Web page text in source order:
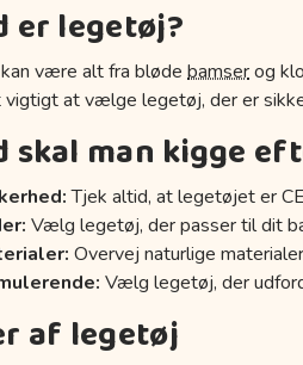
er legetøj?
være alt fra bløde bamserog
vigtigt at vælge legetøj, der er
skal man kigge
Tjek altid, at legetøjet er
Vælg legetøj, der passer til dit
Overvej naturlige
Vælg legetøj, der
af legetøj